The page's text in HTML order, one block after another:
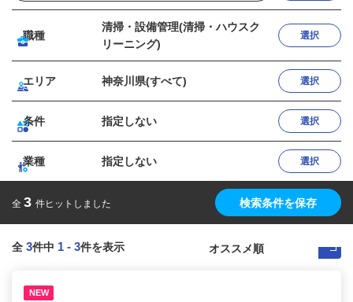
職種
清掃・設備管理(清掃・ハウスク
リーニング)
選択
エリア 神奈川県(すべて) 選択
条件 指定しない 選択
業種 指定しない 選択
全 3 件ヒットしました 検索条件を保存
全 3件中 1 - 3件を表示
NEW